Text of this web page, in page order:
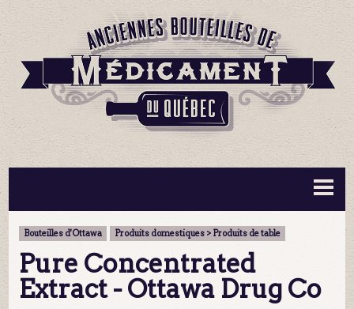
BOUTEILLES ▼
INFORMATION ▼
MA COLLECTION
CONTACT
Bouteilles d'Ottawa Produits domestiques > Produits de table
Pure Concentrated
Extract - Ottawa Drug Co